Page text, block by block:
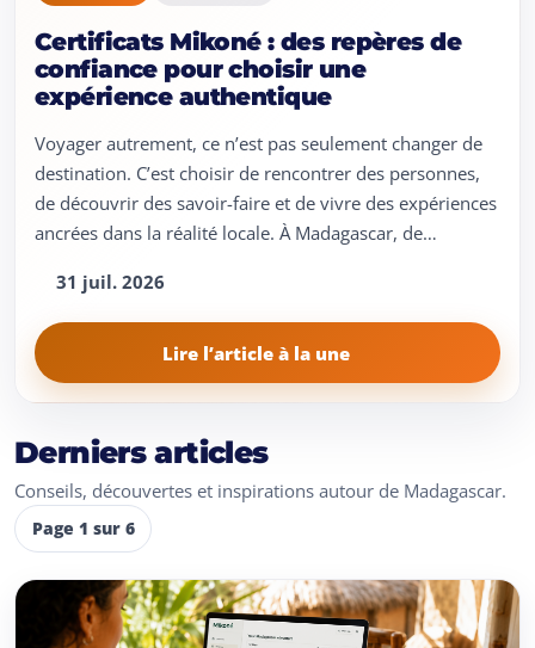
Certificats Mikoné : des repères de
confiance pour choisir une
expérience authentique
Voyager autrement, ce n’est pas seulement changer de
destination. C’est choisir de rencontrer des personnes,
de découvrir des savoir-faire et de vivre des expériences
ancrées dans la réalité locale. À Madagascar, de…
31 juil. 2026
Lire l’article à la une
Derniers articles
Conseils, découvertes et inspirations autour de Madagascar.
Page 1 sur 6